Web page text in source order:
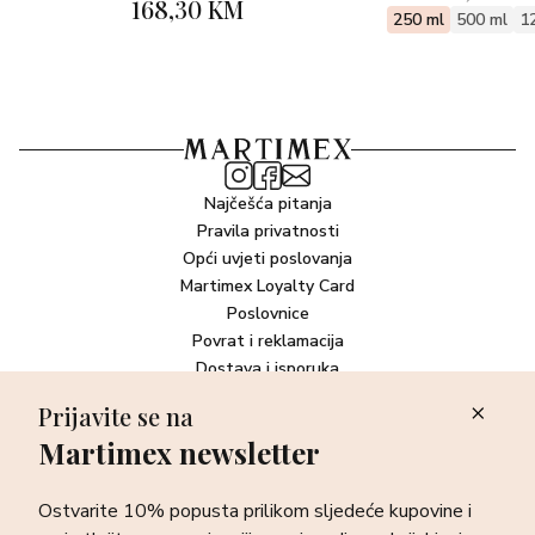
168,30 KM 250 ml 500 ml
Najčešća pitanja
Pravila privatnosti
Opći uvjeti poslovanja
Martimex Loyalty Card
Poslovnice
Povrat i reklamacija
Dostava i isporuka
Newsletter
sve o najnovijim proizvodima, akcijskim i ekskluzivnim
Prijavite se na
Martimex newsletter
Ostvarite 10% popusta prilikom sljedeće kupovine i